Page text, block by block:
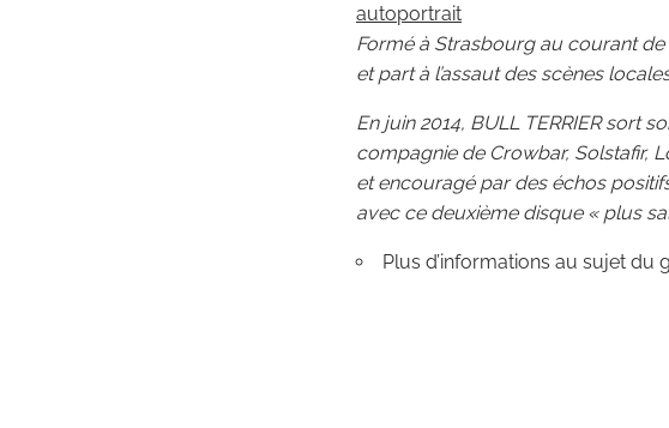
autoportrait
Formé à Strasbourg au courant de
et part à l’assaut des scènes
En juin 2014, BULL TERRIER sort
compagnie de Crowbar, Solstafir,
et encouragé par des échos
avec ce deuxième disque « plus
Plus d’informations au sujet du